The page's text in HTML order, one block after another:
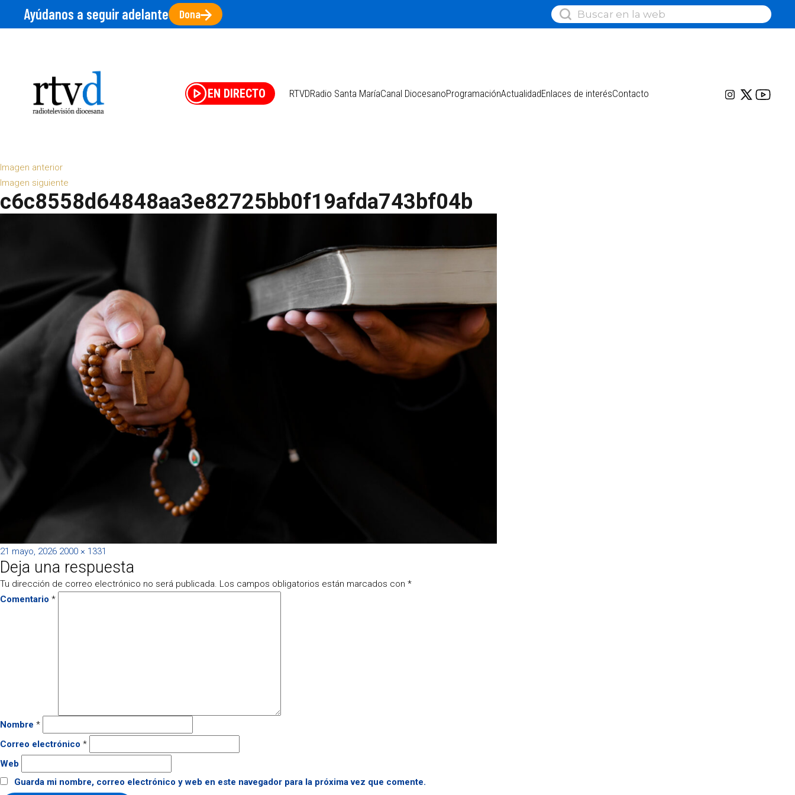
Ayúdanos a seguir adelante Dona
EN DIRECTO RTVDRadio Santa MaríaCanal DiocesanoProgramaciónActualidadEnlaces de interésContacto
Imagen anterior
Imagen siguiente
c6c8558d64848aa3e82725bb0f19afda743bf04b
Publicado
el
21 mayo, 2026 Tamaño
completo
2000 × 1331
Deja una respuesta
Tu dirección de correo electrónico no será publicada. Los campos obligatorios están marcados con *
Comentario *
Nombre *
Correo electrónico *
Web
Guarda mi nombre, correo electrónico y web en este navegador para la próxima vez que comente.